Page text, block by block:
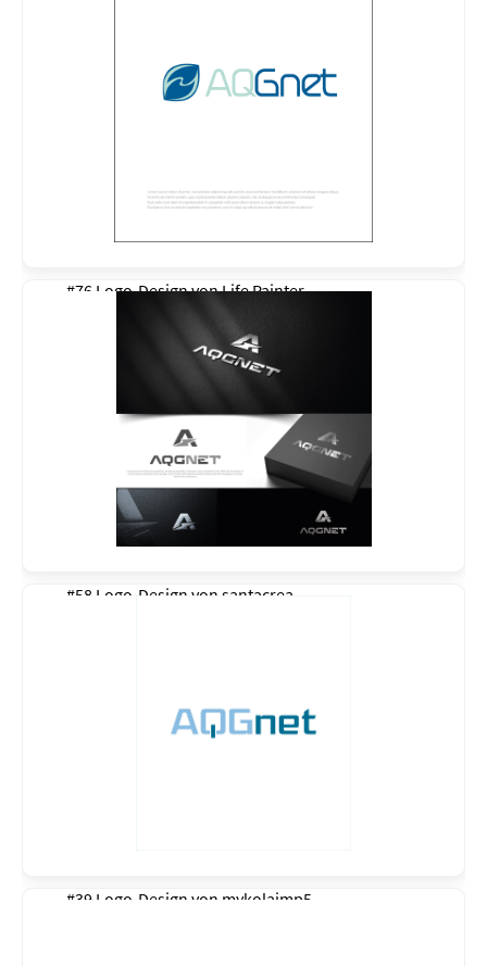
#76 Logo-Design vonLife Painter
#58 Logo-Design von santacrea
#39 Logo-Design von mykolajmp5